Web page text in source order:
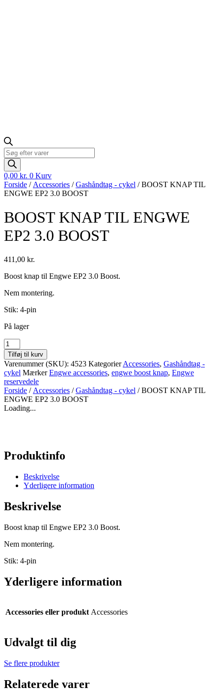
Products
search
0,00 kr. 0 Kurv
Forside / Accessories /Gashåndtag - cykel / BOOST KNAP TIL
ENGWE EP2 3.0 BOOST
BOOST KNAP TIL ENGWE
EP2 3.0 BOOST
411,00 kr.
Boost knap til Engwe EP2 3.0 Boost.
Nem montering.
Stik: 4-pin
På lager
BOOST
KNAP
TIL
ENGWE
EP2
3.0
BOOST
antal
Tilføj til kurv
Varenummer (SKU): 4523 KategorierAccessories, Gashåndtag -
cykel Mærker Engwe accessories, engwe boost knap, Engwe
reservedele
Forside /Accessories /Gashåndtag - cykel / BOOST KNAP TIL
ENGWE EP2 3.0 BOOST
Loading...
Produktinfo
Beskrivelse
Yderligere information
Beskrivelse
Boost knap til Engwe EP2 3.0 Boost.
Nem montering.
Stik: 4-pin
Yderligere information
Accessories eller produkt Accessories
Udvalgt til dig
Se flere produkter
Relaterede varer